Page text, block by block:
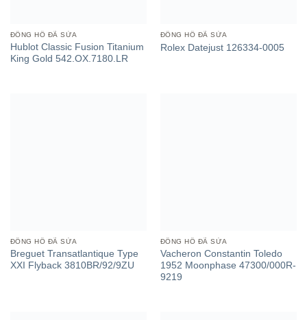
ĐỒNG HỒ ĐÃ SỬA
Hublot Classic Fusion Titanium
King Gold 542.OX.7180.LR
ĐỒNG HỒ ĐÃ SỬA
Rolex Datejust 126334-0005
ĐỒNG HỒ ĐÃ SỬA
Breguet Transatlantique Type
XXI Flyback 3810BR/92/9ZU
ĐỒNG HỒ ĐÃ SỬA
Vacheron Constantin Toledo
1952 Moonphase 47300/000R-
9219